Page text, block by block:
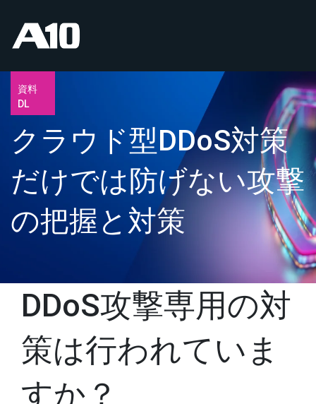
資料
DL
クラウド型DDoS対策
だけでは防げない攻撃
の把握と対策
DDoS攻撃専用の対
策は行われていま
すか？